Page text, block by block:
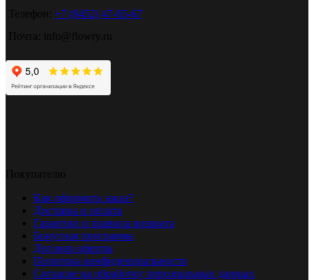
Телефон: +7 (8452) 47-65-67
Почта: info@flowry.ru
Покупателю
Как оформить заказ?
Доставка и оплата
Гарантии и правила возврата
Бонусная программа
Договор оферты
Политика конфиденциальности
Согласие на обработку персональных данных